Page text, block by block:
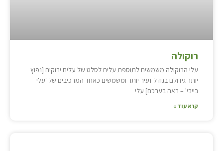
רוקולה
עלי הרוקולה משמשים לתוספת עלים לסלט של עלים ירוקים [נפוץ
יותר גידולם בגודל זעיר יותר ומשמשים כאחד המרכיבים של 'עלי
בייבי' – ראה בערכם] עלי
קרא עוד »